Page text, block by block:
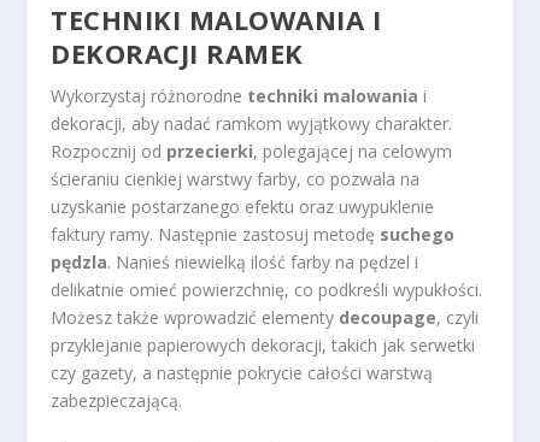
TECHNIKI MALOWANIA I
DEKORACJI RAMEK
Wykorzystaj różnorodne techniki malowania i
dekoracji, aby nadać ramkom wyjątkowy charakter.
Rozpocznij od przecierki, polegającej na celowym
ścieraniu cienkiej warstwy farby, co pozwala na
uzyskanie postarzanego efektu oraz uwypuklenie
faktury ramy. Następnie zastosuj metodę suchego
pędzla. Nanieś niewielką ilość farby na pędzel i
delikatnie omieć powierzchnię, co podkreśli wypukłości.
Możesz także wprowadzić elementy decoupage, czyli
przyklejanie papierowych dekoracji, takich jak serwetki
czy gazety, a następnie pokrycie całości warstwą
zabezpieczającą.